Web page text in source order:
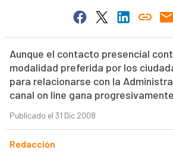
Aunque el contacto presencial
modalidad preferida por los
para relacionarse con la
canal on line gana
Publicado el 31 Dic 2008
Redacción